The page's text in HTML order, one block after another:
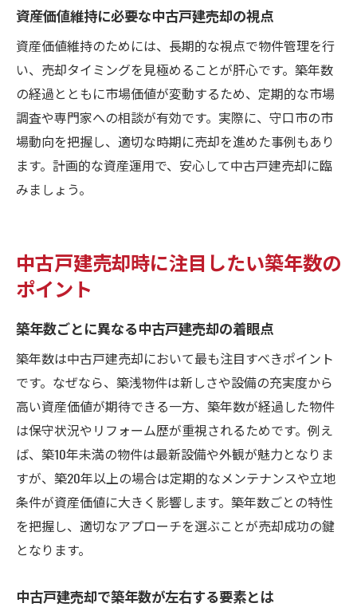
資産価値維持に必要な中古戸建売却の視点
資産価値維持のためには、長期的な視点で物件管理を行
い、売却タイミングを見極めることが肝心です。築年数
の経過とともに市場価値が変動するため、定期的な市場
調査や専門家への相談が有効です。実際に、守口市の市
場動向を把握し、適切な時期に売却を進めた事例もあり
ます。計画的な資産運用で、安心して中古戸建売却に臨
みましょう。
中古戸建売却時に注目したい築年数の
ポイント
築年数ごとに異なる中古戸建売却の着眼点
築年数は中古戸建売却において最も注目すべきポイント
です。なぜなら、築浅物件は新しさや設備の充実度から
高い資産価値が期待できる一方、築年数が経過した物件
は保守状況やリフォーム歴が重視されるためです。例え
ば、築10年未満の物件は最新設備や外観が魅力となりま
すが、築20年以上の場合は定期的なメンテナンスや立地
条件が資産価値に大きく影響します。築年数ごとの特性
を把握し、適切なアプローチを選ぶことが売却成功の鍵
となります。
中古戸建売却で築年数が左右する要素とは